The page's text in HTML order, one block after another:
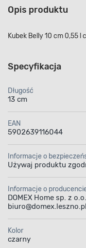
Opis produktu
Kubek Belly 10 cm 0,55 l
Specyfikacja
Długość
13 cm
EAN
5902639116044
Informacje o
Używaj produktu
Informacje o
DOMEX Home sp. z
biuro@domex.leszno.pl
Kolor
czarny